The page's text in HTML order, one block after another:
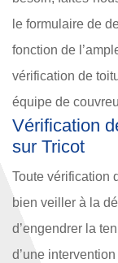
le formulaire de
fonction de
vérification de
équipe de
Vérification
sur Tricot
Toute vérification
bien veiller à la
d’engendrer la
d’une